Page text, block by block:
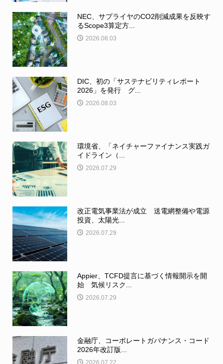
NEC、サプライヤのCO2削減成果を反映す
るScope3算定方...
2026.08.03
DIC、初の「サステナビリティレポート
2026」を発行 グ...
2026.08.03
環境省、「ネイチャーファイナンス実践ガ
イドライン（...
2026.07.29
改正電気事業法が成立 送電網整備や電源
投資、太陽光...
2026.07.29
Appier、TCFD提言に基づく情報開示を開
始 気候リスク...
2026.07.29
金融庁、コーポレートガバナンス・コード
2026年改訂版...
2026.07.22